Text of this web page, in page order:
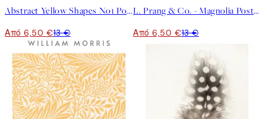
Abstract Yellow Shapes No1 Poster
Από 6,50 €13 €
L. Prang & Co. - Magnolia Poster
Από 6,50 €13 €